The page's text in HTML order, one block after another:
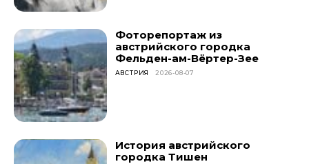
Фоторепортаж из
австрийского городка
Фельден-ам-Вёртер-Зее
АВСТРИЯ 2026-08-07
История австрийского
городка Тишен